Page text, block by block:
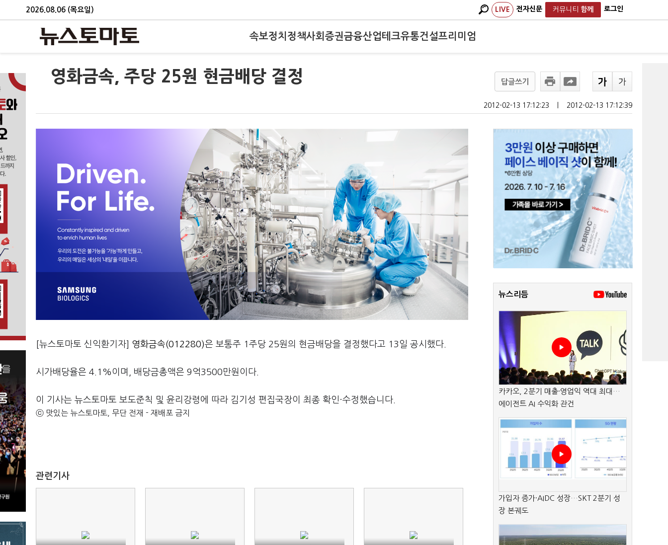
2026.08.06 (목요일) LIVE 전자신문 커뮤니티 함께 로그인
속보정치 정책사회 증권금융산업테크유통건설프리미엄
영화금속, 주당 25원 현금배당 결정 답글쓰기
2012-02-13 17:12:23 2012-02-13 17:12:39
[뉴스토마토 신익환기자] 영화금속(012280)은 보통주 1주당 25원의 현금배당을 결정했다고 13일 공시했다.
시가배당율은 4.1%이며, 배당금총액은 9억3500만원이다.
이 기사는 뉴스토마토 보도준칙 및 윤리강령에 따라 김기성 편집국장이 최종 확인·수정했습니다.
ⓒ 맛있는 뉴스토마토, 무단 전재 - 재배포 금지
관련기사
뉴스리듬
카카오, 2분기 매출·영업익 역대 최대…
에이전트 AI 수익화 관건
가입자 증가·AIDC 성장…SKT 2분기 성
장 본궤도